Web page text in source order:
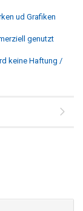
ud Grafiken
genutzt
keine Haftung /